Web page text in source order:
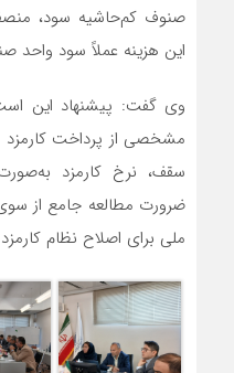
صنوف کم‌حاشیه سود،
این هزینه عملاً سود واحد
وی گفت: پیشنهاد این
مشخصی از پرداخت کارمزد
سقف، نرخ کارمزد
ضرورت مطالعه جامع از
ملی برای اصلاح نظام